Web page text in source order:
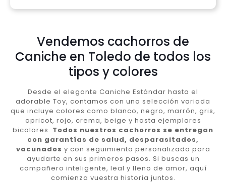
Vendemos cachorros de
Caniche en Toledo de todos los
tipos y colores
Desde el elegante Caniche Estándar hasta el
adorable Toy, contamos con una selección variada
que incluye colores como blanco, negro, marrón, gris,
apricot, rojo, crema, beige y hasta ejemplares
bicolores. Todos nuestros cachorros se entregan
con garantías de salud, desparasitados,
vacunados y con seguimiento personalizado para
ayudarte en sus primeros pasos. Si buscas un
compañero inteligente, leal y lleno de amor, aquí
comienza vuestra historia juntos.